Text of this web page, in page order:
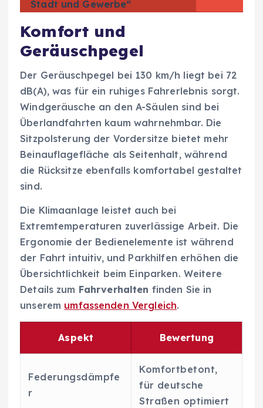
Stadt und Gewerbe“
Komfort und
Geräuschpegel
Der Geräuschpegel bei 130 km/h liegt bei 72
dB(A), was für ein ruhiges Fahrerlebnis sorgt.
Windgeräusche an den A-Säulen sind bei
Überlandfahrten kaum wahrnehmbar. Die
Sitzpolsterung der Vordersitze bietet mehr
Beinauflagefläche als Seitenhalt, während
die Rücksitze ebenfalls komfortabel gestaltet
sind.
Die Klimaanlage leistet auch bei
Extremtemperaturen zuverlässige Arbeit. Die
Ergonomie der Bedienelemente ist während
der Fahrt intuitiv, und Parkhilfen erhöhen die
Übersichtlichkeit beim Einparken. Weitere
Details zum Fahrverhalten finden Sie in
unserem umfassenden Vergleich.
Aspekt Bewertung
Federungsdämpfe
r
Komfortbetont,
für deutsche
Straßen optimiert